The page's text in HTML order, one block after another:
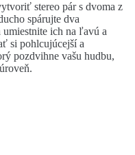
stereo pár s dvoma z
spárujte dva
ich na ľavú a
si pohlcujúcejší a
pozdvihne vašu hudbu,